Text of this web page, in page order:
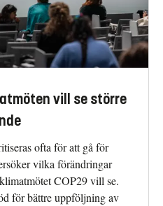
vill se större
ofta för att gå för
vilka förändringar
COP29 vill se.
för bättre uppföljning av